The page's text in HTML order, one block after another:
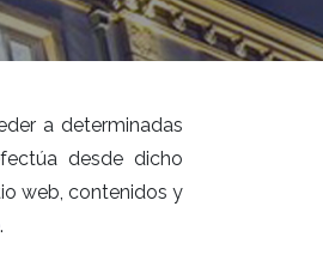
a determinadas
desde dicho
web, contenidos y
.